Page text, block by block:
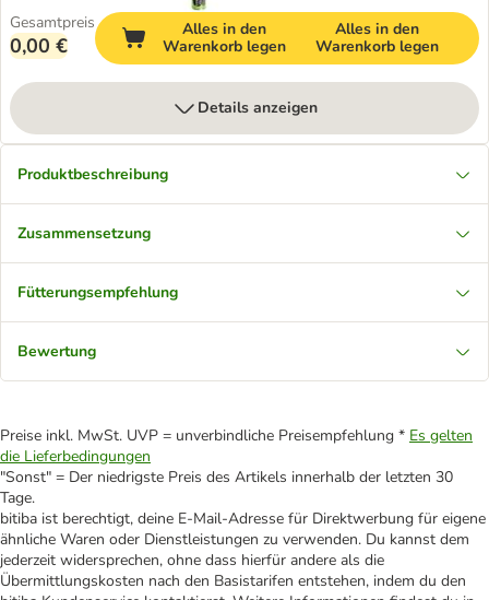
Gesamtpreis
0,00 €
Alles in den
Warenkorb legen
Alles in den
Warenkorb legen
Details anzeigen
Produktbeschreibung
Zusammensetzung
Fütterungsempfehlung
Bewertung
Preise inkl. MwSt. UVP = unverbindliche Preisempfehlung * Es gelten
die Lieferbedingungen
"Sonst" = Der niedrigste Preis des Artikels innerhalb der letzten 30
Tage.
bitiba ist berechtigt, deine E-Mail-Adresse für Direktwerbung für eigene
ähnliche Waren oder Dienstleistungen zu verwenden. Du kannst dem
jederzeit widersprechen, ohne dass hierfür andere als die
Übermittlungskosten nach den Basistarifen entstehen, indem du den